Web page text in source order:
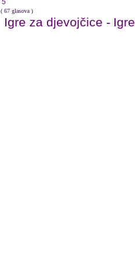
5
( 67 glasova )
Igre za djevojčice -